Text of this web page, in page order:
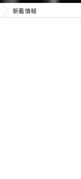
新着情報